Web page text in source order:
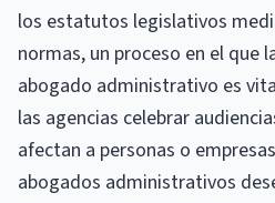
los estatutos legislativos
normas, un proceso en el que
abogado administrativo es
las agencias celebrar
afectan a personas o
abogados administrativos